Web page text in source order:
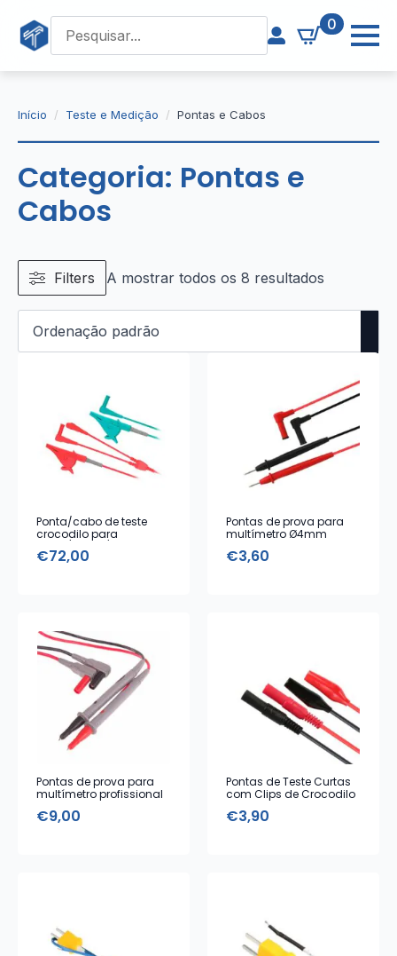
0
Início Teste e Medição Pontas e Cabos
Categoria: Pontas e
Cabos
Filters A mostrar todos os 8 resultados
Ponta/cabo de teste
crocodilo para
€72,00
Pontas de prova para
multímetro Ø4mm
€3,60
Pontas de prova para
multímetro profissional
€9,00
Pontas de Teste Curtas
com Clips de Crocodilo
€3,90